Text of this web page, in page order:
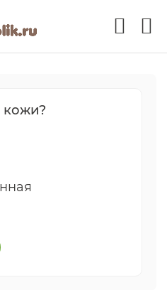
кожи?